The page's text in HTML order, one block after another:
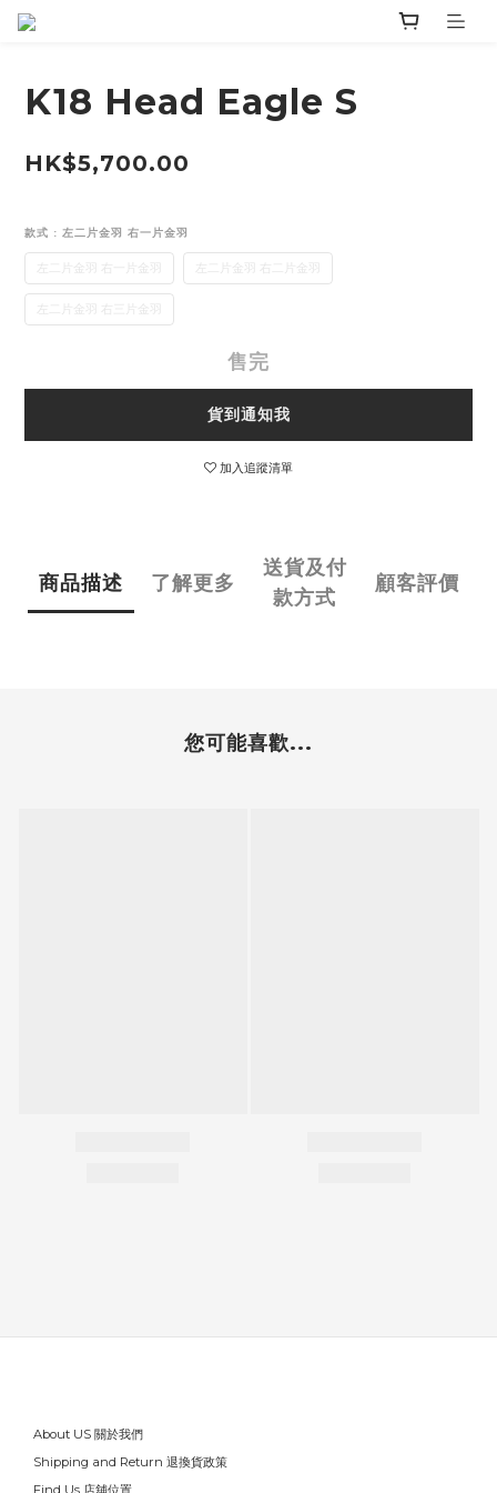
K18 Head Eagle S
HK$5,700.00
款式 : 左二片金羽 右一片金羽
左二片金羽 右一片金羽 左二片金羽 右二片金羽
左二片金羽 右三片金羽
售完
貨到通知我
加入追蹤清單
商品描述 了解更多
送貨及付
款方式
顧客評價
您可能喜歡...
About US 關於我們
Shipping and Return 退換貨政策
Find Us 店舖位置